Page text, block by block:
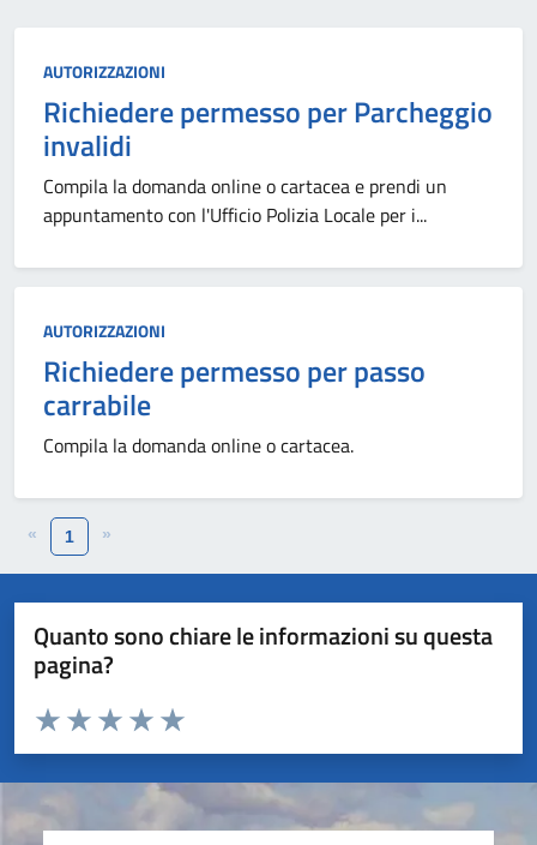
AUTORIZZAZIONI
Richiedere permesso per Parcheggio
invalidi
Compila la domanda online o cartacea e prendi un
appuntamento con l'Ufficio Polizia Locale per i...
AUTORIZZAZIONI
Richiedere permesso per passo
carrabile
Compila la domanda online o cartacea.
« 1 »
Quanto sono chiare le informazioni su questa
pagina?
Valuta da 1 a 5 stelle la pagina
Valuta 5 stelle su 5
Valuta 4 stelle su 5
Valuta 3 stelle su 5
Valuta 2 stelle su 5
Valuta 1 stelle su 5